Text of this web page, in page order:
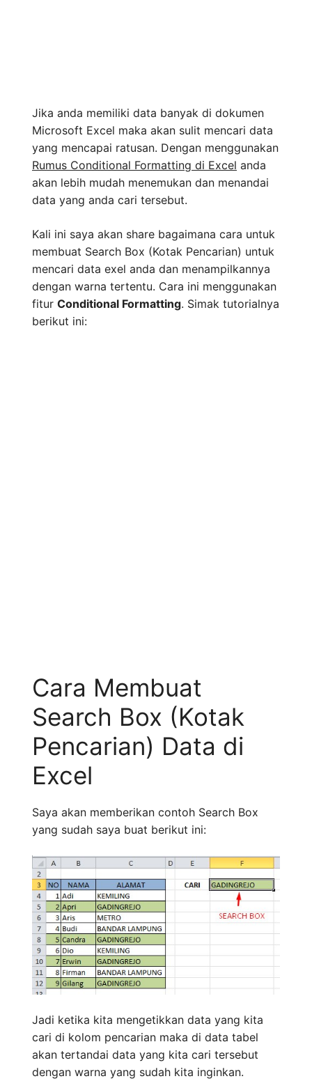
Jika anda memiliki data banyak di dokumen
Microsoft Excel maka akan sulit mencari data
yang mencapai ratusan. Dengan menggunakan
Rumus Conditional Formatting di Excel anda
akan lebih mudah menemukan dan menandai
data yang anda cari tersebut.
Kali ini saya akan share bagaimana cara untuk
membuat Search Box (Kotak Pencarian) untuk
mencari data exel anda dan menampilkannya
dengan warna tertentu. Cara ini menggunakan
fitur Conditional Formatting. Simak tutorialnya
berikut ini:
Cara Membuat
Search Box (Kotak
Pencarian) Data di
Excel
Saya akan memberikan contoh Search Box
yang sudah saya buat berikut ini:
Jadi ketika kita mengetikkan data yang kita
cari di kolom pencarian maka di data tabel
akan tertandai data yang kita cari tersebut
dengan warna yang sudah kita inginkan.